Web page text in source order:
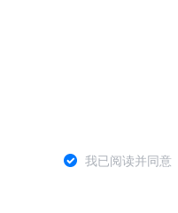
我已阅读并同意